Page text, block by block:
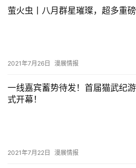
萤火虫丨八月群星璀璨，超多重磅
2021年7月26日 漫展情报
一线嘉宾蓄势待发！首届猫武纪
式开幕！
2021年7月22日 漫展情报